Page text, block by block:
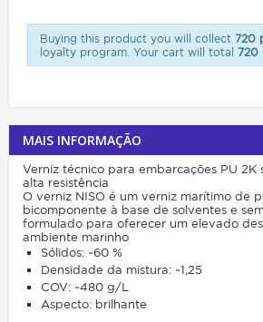
Buying this product you will collect 720
loyalty program. Your cart will total 720
MAIS INFORMAÇÃO
Verniz técnico para embarcações PU 2K
alta resistência
O verniz NISO é um verniz marítimo de
bicomponente à base de solventes e
formulado para oferecer um elevado
ambiente marinho
Sólidos: ~60 %
Densidade da mistura: ~1,25
COV: ~480 g/L
Aspecto: brilhante